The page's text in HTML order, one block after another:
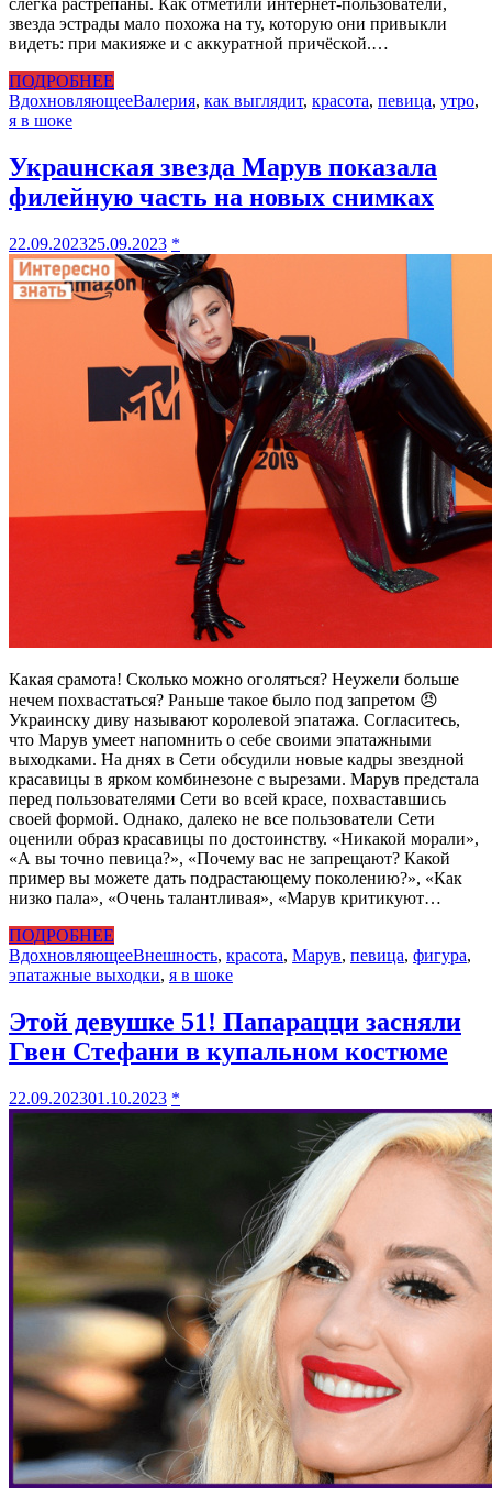
слегка растрёпаны. Как отметили интернет-пользователи,
звезда эстрады мало похожа на ту, которую они привыкли
видеть: при макияже и с аккуратной причёской.…
ПОДРОБНЕЕ
ВдохновляющееВалерия, как выглядит, красота, певица, утро,
я в шоке
Украuнская звезда Марув показала
филейную часть на новых снимках
22.09.202325.09.2023 *
Какая срамота! Сколько можно оголяться? Неужели больше
нечем похвастаться? Раньше такое было под запретом 😠
Украинску диву называют королевой эпатажа. Согласитесь,
что Марув умеет напомнить о себе своими эпатажными
выходками. На днях в Сети обсудили новые кадры звездной
красавицы в ярком комбинезоне с вырезами. Марув предстала
перед пользователями Сети во всей красе, похваставшись
своей формой. Однако, далеко не все пользователи Сети
оценили образ красавицы по достоинству. «Никакой морали»,
«А вы точно певица?», «Почему вас не запрещают? Какой
пример вы можете дать подрастающему поколению?», «Как
низко пала», «Очень талантливая», «Марув критикуют…
ПОДРОБНЕЕ
ВдохновляющееВнешность, красота, Марув, певица, фигура,
эпатажные выходки, я в шоке
Этой девушке 51! Папарацци засняли
Гвен Стефани в купальном костюме
22.09.202301.10.2023 *